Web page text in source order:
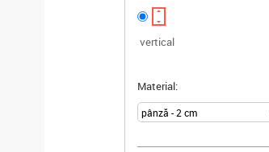
vertical
Material: